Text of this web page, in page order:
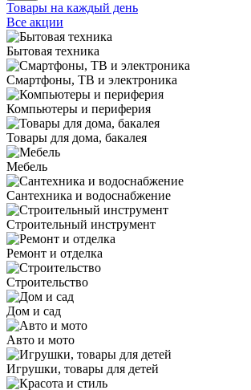
Товары на каждый день
Все акции
Бытовая техника
Смартфоны, ТВ и электроника
Компьютеры и периферия
Товары для дома, бакалея
Мебель
Сантехника и водоснабжение
Строительный инструмент
Ремонт и отделка
Строительство
Дом и сад
Авто и мото
Игрушки, товары для детей